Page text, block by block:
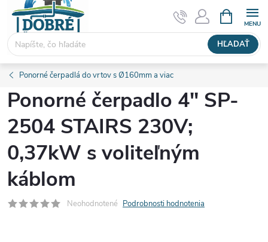
Prejsť
obsah
HĽADAŤ
KOŠÍK
Ponorné čerpadlá do vrtov s Ø160mm a viac
Ponorné čerpadlo 4" SP-
2504 STAIRS 230V;
0,37kW s voliteľným
káblom
Neohodnotené Podrobnosti hodnotenia